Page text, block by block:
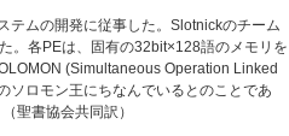
テムの開発に従事した。Slotnickのチーム
。各PEは、固有の32bit×128語のメモリを
(Simultaneous Operation Linked
ソロモン王にちなんでいるとのことであ
聖書協会共同訳）